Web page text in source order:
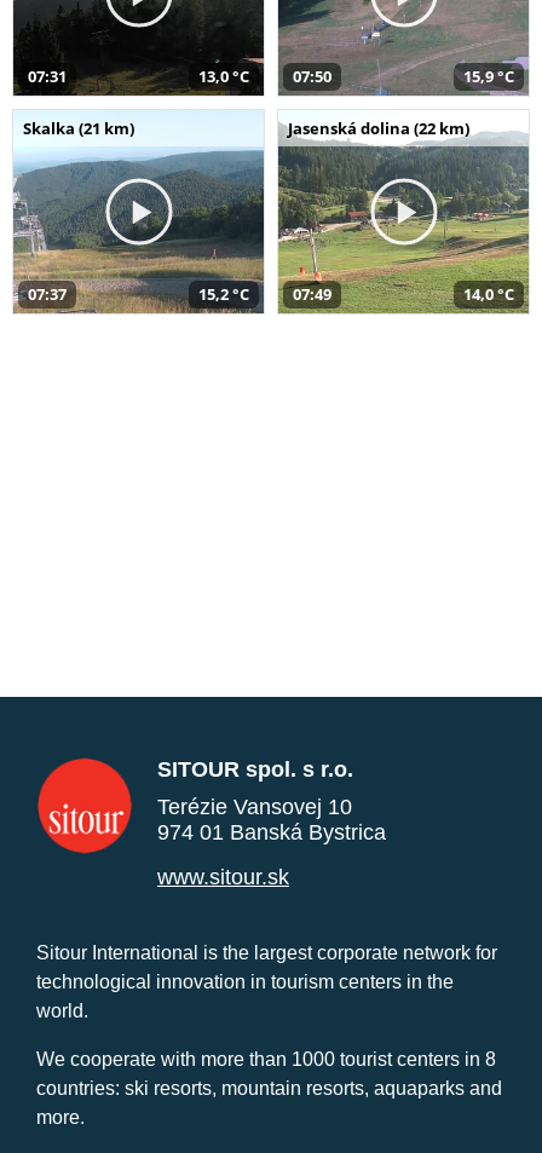
07:31 13,0 °C 07:50 15,9 °C
Skalka (21 km)
07:37 15,2 °C
Jasenská dolina (22 km)
07:49 14,0 °C
SITOUR spol. s r.o.
Terézie Vansovej 10
974 01 Banská Bystrica
www.sitour.sk
Sitour International is the largest corporate network for
technological innovation in tourism centers in the
world.
We cooperate with more than 1000 tourist centers in 8
countries: ski resorts, mountain resorts, aquaparks and
more.